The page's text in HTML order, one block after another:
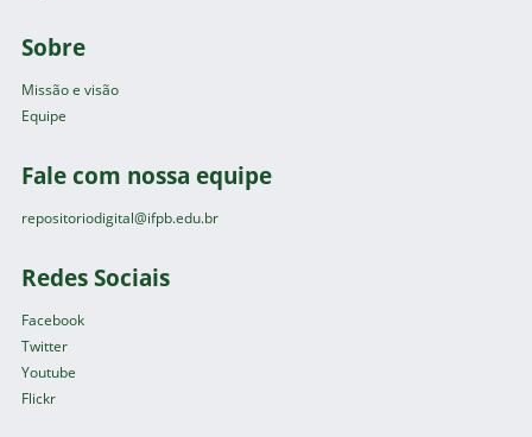
Sobre
Missão e visão
Equipe
Fale com nossa equipe
repositoriodigital@ifpb.edu.br
Redes Sociais
Facebook
Twitter
Youtube
Flickr